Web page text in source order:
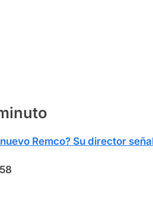
Remco? Su director